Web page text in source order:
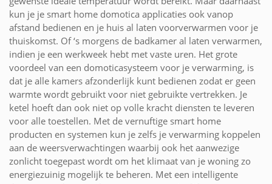
kun je je smart home domotica applicaties ook vanop
afstand bedienen en je huis al laten voorverwarmen voor je
thuiskomst. Of ‘s morgens de badkamer al laten verwarmen,
indien je een werkweek hebt met vaste uren. Het grote
voordeel van een domoticasysteem voor je verwarming, is
dat je alle kamers afzonderlijk kunt bedienen zodat er geen
warmte wordt gebruikt voor niet gebruikte vertrekken. Je
ketel hoeft dan ook niet op volle kracht diensten te leveren
voor alle toestellen. Met de vernuftige smart home
producten en systemen kun je zelfs je verwarming koppelen
aan de weersverwachtingen waarbij ook het aanwezige
zonlicht toegepast wordt om het klimaat van je woning zo
energiezuinig mogelijk te beheren. Met een intelligente